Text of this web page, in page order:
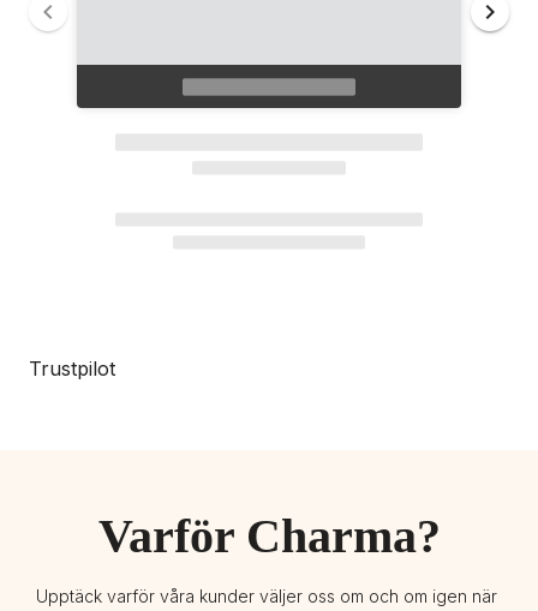
Trustpilot
Varför Charma?
Upptäck varför våra kunder väljer oss om och om igen när